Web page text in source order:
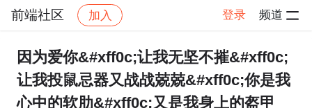
前端社区 加入 登录 频道
社区 前端社区 感慨 帖子详情
因为爱你&#xff0c;让我无坚不摧&#xff0c;
让我投鼠忌器又战战兢兢&#xff0c;你是我
心中的软肋&#xff0c;又是我身上的盔甲